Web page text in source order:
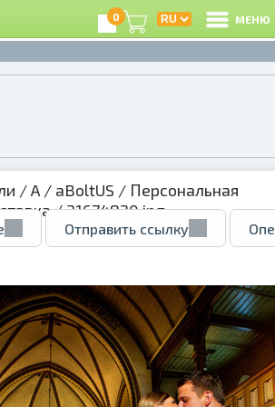
0 МЕНЮ
/A/ aBoltUS / Персональная
/ 31674820.jpg
Отправить ссылку